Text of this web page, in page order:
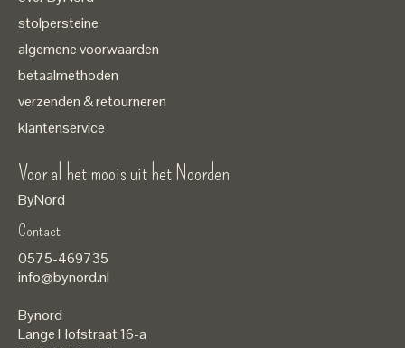
stolpersteine
algemene voorwaarden
betaalmethoden
verzenden & retourneren
klantenservice
Voor al het moois uit het Noorden
ByNord
Contact
0575-469735
info@bynord.nl
Bynord
Lange Hofstraat 16-a